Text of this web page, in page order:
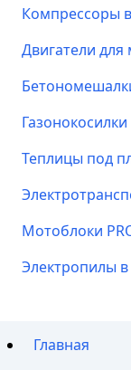
Компрессоры
Двигатели для
Теплицы под
Мотоблоки
Электропилы
Главная